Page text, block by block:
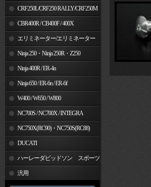
CRF250L/CRF250 RALLY/CRF250M
CBR400R / CB400F / 400X
エリミネーター/エリミネーター
SE Ninja 250・Ninja 250R・Z250
Ninja 400R / ER-4n
Ninja 650 / ER-6n / ER-6f
W400 / W650 / W800
NC700S / NC700X / INTEGRA
NC750X(RC90)・NC750S(RC88)
DUCATI
ハーレーダビッドソン スポーツ
スター汎用